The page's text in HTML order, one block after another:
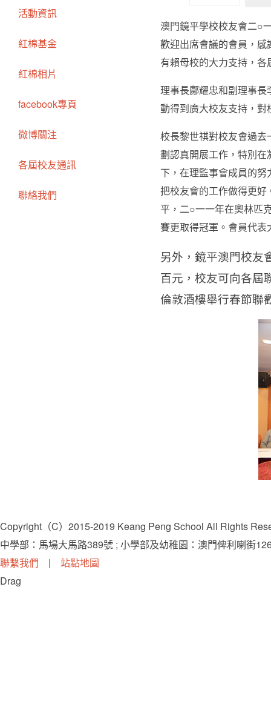
澳門鏡平學校校友會二○
歡迎出席會議的會員，
有賴母校的大力支持，
理事長鄺耀忠和副理事長
動得到廣大校友支持，
校長黎世祺對校友會過
劃認真開展工作，特別
下，在理監事會成員的
把校友會的工作做得更
平，二○一一年在奧林匹
賽更取得冠軍。會員代
另外，鏡平澳門校友
百元，校友可向各屆
倫敦酒樓舉行春節聯
活動資訊
紅棉基金
紅棉相片
facebook專頁
微博關注
各屆校友通訊
聯絡我們
Copyright（C）2015-2019 Keang Peng School All Rights
中學部：馬場大馬路389號 ; 小學部及幼稚園：澳門俾利喇街
聯繫我們 | 站點地圖
Drag